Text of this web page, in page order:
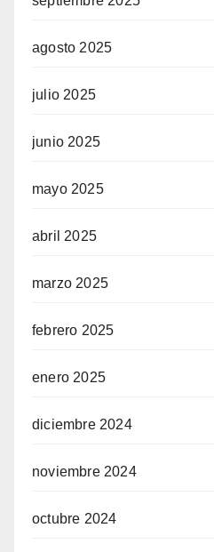
agosto 2025
julio 2025
junio 2025
mayo 2025
abril 2025
marzo 2025
febrero 2025
enero 2025
diciembre 2024
noviembre 2024
octubre 2024